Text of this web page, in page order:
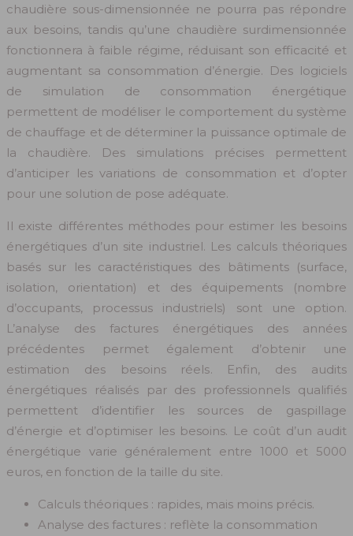
chaudière sous-dimensionnée ne pourra pas répondre
aux besoins, tandis qu’une chaudière surdimensionnée
fonctionnera à faible régime, réduisant son efficacité et
augmentant sa consommation d’énergie. Des logiciels
de simulation de consommation énergétique
permettent de modéliser le comportement du système
de chauffage et de déterminer la puissance optimale de
la chaudière. Des simulations précises permettent
d’anticiper les variations de consommation et d’opter
pour une solution de pose adéquate.
Il existe différentes méthodes pour estimer les besoins
énergétiques d’un site industriel. Les calculs théoriques
basés sur les caractéristiques des bâtiments (surface,
isolation, orientation) et des équipements (nombre
d’occupants, processus industriels) sont une option.
L’analyse des factures énergétiques des années
précédentes permet également d’obtenir une
estimation des besoins réels. Enfin, des audits
énergétiques réalisés par des professionnels qualifiés
permettent d’identifier les sources de gaspillage
d’énergie et d’optimiser les besoins. Le coût d’un audit
énergétique varie généralement entre 1000 et 5000
euros, en fonction de la taille du site.
Calculs théoriques : rapides, mais moins précis.
Analyse des factures : reflète la consommation